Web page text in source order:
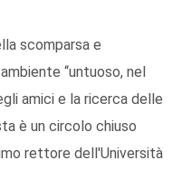
scomparsa e
“untuoso, nel
amici e la ricerca delle
è un circolo chiuso
rettore dell'Università